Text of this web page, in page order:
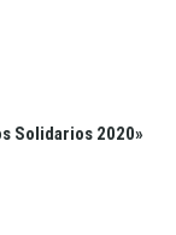
Solidarios 2020»